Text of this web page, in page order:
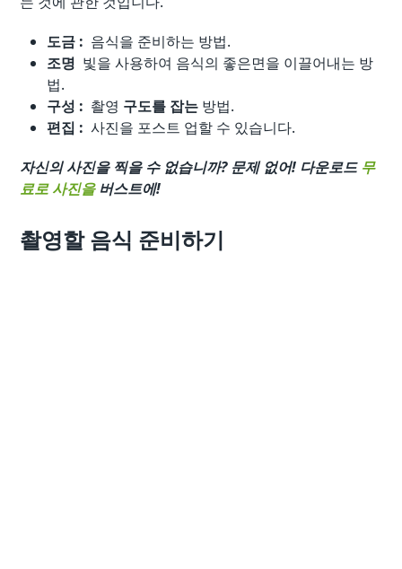
도금 : 음식을 준비하는 방법.
조명 빛을 사용하여 음식의 좋은면을 이끌어내는 방
법.
구성 : 촬영 구도를 잡는 방법.
편집 : 사진을 포스트 업할 수 있습니다.
자신의 사진을 찍을 수 없습니까? 문제 없어! 다운로드 무
료로 사진을버스트에!
촬영할 음식 준비하기